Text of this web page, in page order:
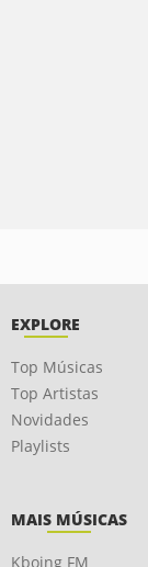
EXPLORE
Top Músicas
Top Artistas
Novidades
Playlists
MAIS MÚSICAS
Kboing FM